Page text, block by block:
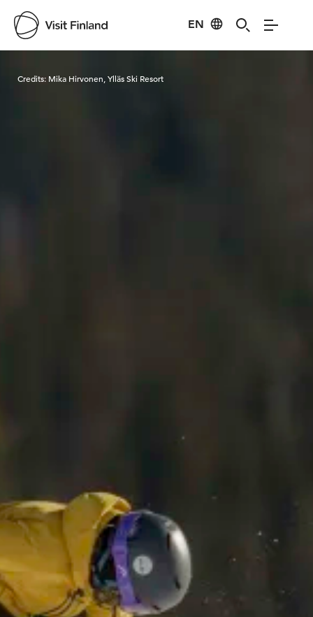
EN
Credits: Mika Hirvonen, Ylläs Ski Resort